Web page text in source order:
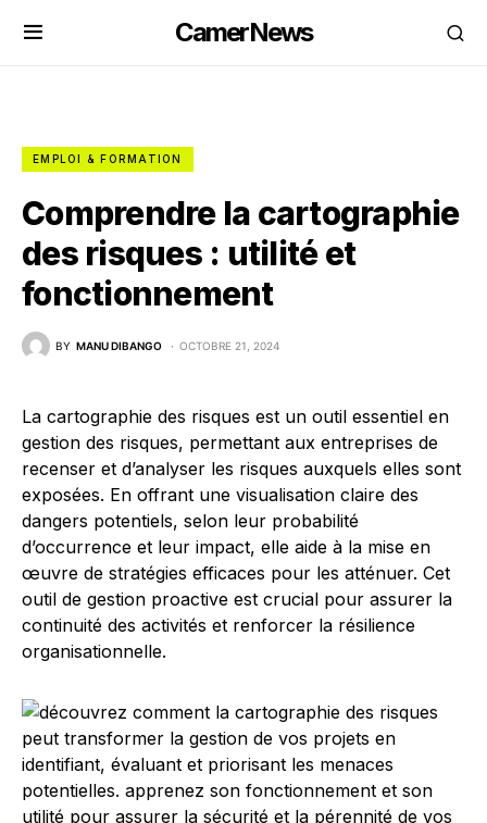
CamerNews
EMPLOI & FORMATION
Comprendre la cartographie
des risques : utilité et
fonctionnement
BY MANU DIBANGO OCTOBRE 21, 2024
La cartographie des risques est un outil essentiel en
gestion des risques, permettant aux entreprises de
recenser et d’analyser les risques auxquels elles sont
exposées. En offrant une visualisation claire des
dangers potentiels, selon leur probabilité
d’occurrence et leur impact, elle aide à la mise en
œuvre de stratégies efficaces pour les atténuer. Cet
outil de gestion proactive est crucial pour assurer la
continuité des activités et renforcer la résilience
organisationnelle.